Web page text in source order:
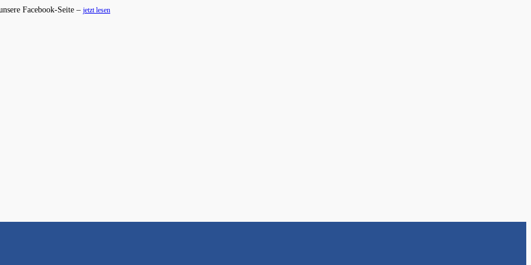
Facebook-Seite – jetzt lesen